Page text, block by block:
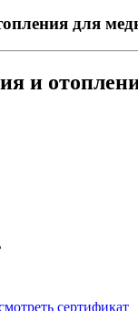
для
и
сертификат